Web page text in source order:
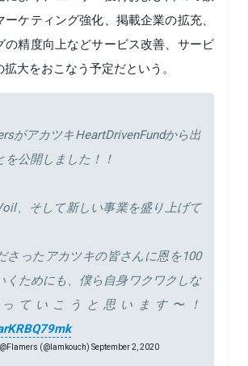
ケティング強化、掲載企業の拡充、
の精度向上などサービス改善、サービ
大をおこなう予定だという。
がアカツキHeartDrivenFundから出
を公開しました！！
、そして新しい事業を盛り上げて
さったアカツキの皆さんに恩を100
くためにも、僕ら自身ワクワクしな
ていこうと思います〜！
(@Iamkouch) September 2, 2020